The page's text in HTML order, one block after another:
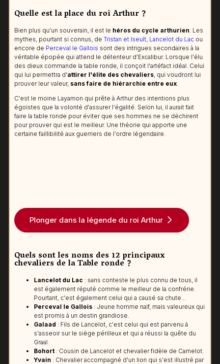
Quelle est la place du roi Arthur ?
Bien plus qu'un souverain, il est le héros du cycle arthurien. Les
mythes, pourtant si connus, de Tristan et Iseult, Lancelot du Lacou
encore de Perceval le Gallois sont des intrigues secondaires à la
véritable épopée qui attend le détenteur d'Excalibur. Lorsque l'élu
des dieux commande la table ronde, il conçoit l'artéfact idéal. Celui
qui lui permettra d'attirer l'élite des chevaliers, qui voudront lui
prouver leur valeur, sans faire de hiérarchie entre eux.
C'est le moine Layamon qui prête à Arthur des intentions plus
égoïstes que la volonté d'assurer l'égalité. Selon lui, il aurait fait
faire la table ronde pour éviter que ses hommes ne se déchirent
pour prouver qui est le meilleur. Une théorie qui apporte une
certaine faillibilité aux guerriers de l'ordre légendaire.
Plonger dans la légende du roi Arthur
Quels sont les noms des 12 principaux
chevaliers de la Table ronde ?
Lancelot du Lac : sans conteste le plus connu de tous, il
est également réputé comme le meilleur de la confrérie.
Pourtant, c'est également celui qui a causé sa chute...
Perceval le Gallois: Jeune homme naïf, mais valeureux qui
est promis à un destin grandiose.
Galaad : Fils de Lancelot, c'est celui qui est parvenu à
s'asseoir sur le siège périlleux et qui a réussi la quête du
Graal.
Bohort : Cousin de Lancelot et chevalier fidèle de Camelot.
Yvain : Chevalier accompagné d'un lion qui s'est illustré par